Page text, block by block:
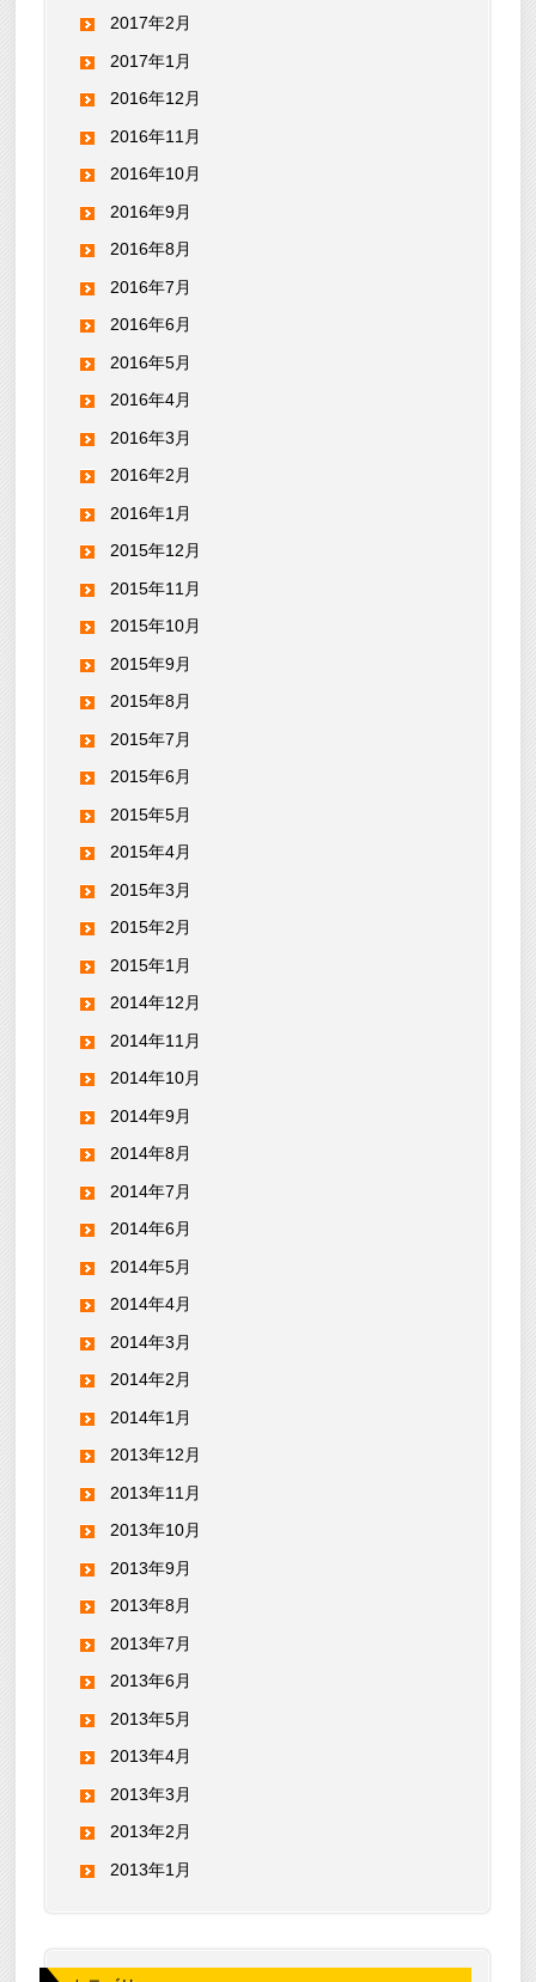
2017年2月
2017年1月
2016年12月
2016年11月
2016年10月
2016年9月
2016年8月
2016年7月
2016年6月
2016年5月
2016年4月
2016年3月
2016年2月
2016年1月
2015年12月
2015年11月
2015年10月
2015年9月
2015年8月
2015年7月
2015年6月
2015年5月
2015年4月
2015年3月
2015年2月
2015年1月
2014年12月
2014年11月
2014年10月
2014年9月
2014年8月
2014年7月
2014年6月
2014年5月
2014年4月
2014年3月
2014年2月
2014年1月
2013年12月
2013年11月
2013年10月
2013年9月
2013年8月
2013年7月
2013年6月
2013年5月
2013年4月
2013年3月
2013年2月
2013年1月